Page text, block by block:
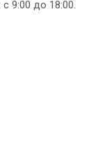
9:00 до 18:00.